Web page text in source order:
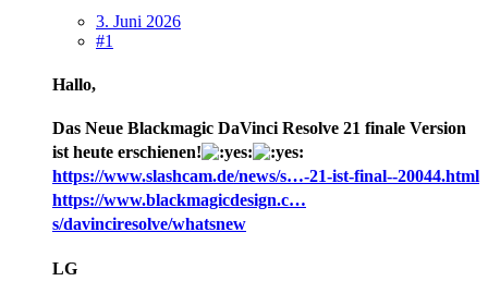
3. Juni 2026
#1
Hallo,
Das Neue Blackmagic DaVinci Resolve 21 finale Version
ist heute erschienen!
https://www.slashcam.de/news/s…-21-ist-final--20044.html
https://www.blackmagicdesign.c…
s/davinciresolve/whatsnew
LG